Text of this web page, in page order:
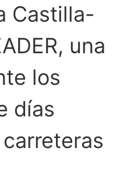
Castilla-
una
los
días